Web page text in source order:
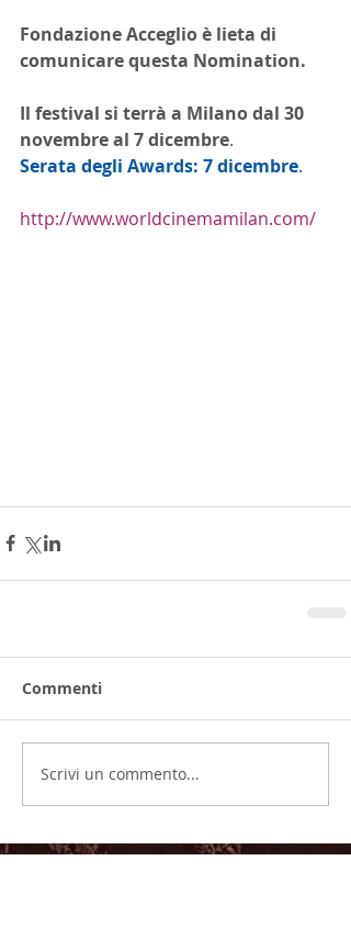
Fondazione Acceglio è lieta di
comunicare questa Nomination.
Il festival si terrà a Milano dal 30
novembre al 7 dicembre.
Serata degli Awards: 7 dicembre.
http://www.worldcinemamilan.com/
Commenti
Scrivi un commento...